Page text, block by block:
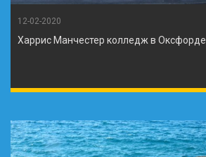
12-02-2020
Харрис Манчестер колледж в Оксфорде